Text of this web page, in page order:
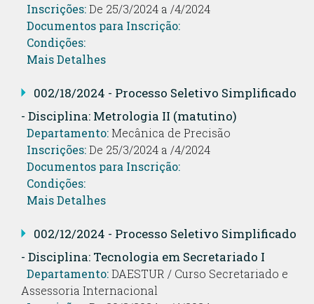
Inscrições:De 25/3/2024 a /4/2024
Documentos para Inscrição:
Condições:
Mais Detalhes
002/18/2024 - Processo Seletivo Simplificado
- Disciplina: Metrologia II (matutino)
Departamento:Mecânica de Precisão
Inscrições:De 25/3/2024 a /4/2024
Documentos para Inscrição:
Condições:
Mais Detalhes
002/12/2024 - Processo Seletivo Simplificado
- Disciplina: Tecnologia em Secretariado I
Departamento:DAESTUR / Curso Secretariado e
Assessoria Internacional